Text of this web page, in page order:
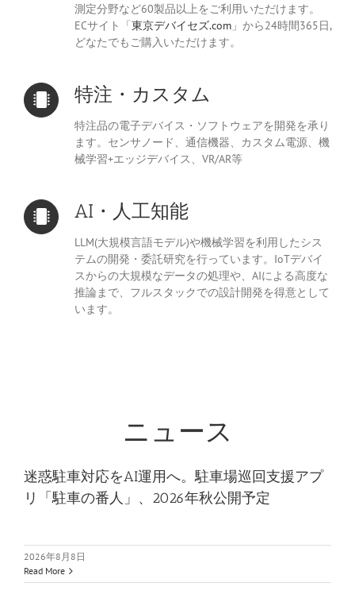
測定分野など60製品以上をご利用いただけます。
ECサイト「東京デバイセズ.com 」から24時間365日,
どなたでもご購入いただけます。
特注・カスタム
特注品の電子デバイス・ソフトウェアを開発を承り
ます。センサノード、通信機器、カスタム電源、機
械学習+エッジデバイス、VR/AR等
AI・人工知能
LLM(大規模言語モデル)や機械学習を利用したシス
テムの開発・委託研究を行っています。IoTデバイ
スからの大規模なデータの処理や、AIによる高度な
推論まで、フルスタックでの設計開発を得意として
います。
ニュース
迷惑駐車対応をAI運用へ。駐車場巡回支援アプ
リ「駐車の番人」、2026年秋公開予定
2026年8月8日
Read More